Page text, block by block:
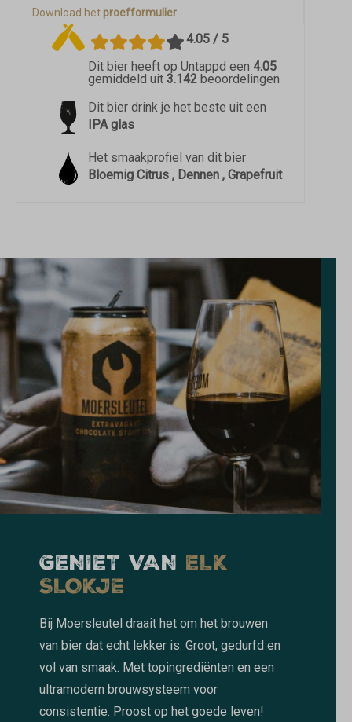
Download het proefformulier
4.05 / 5
Dit bier heeft op Untappd een 4.05
gemiddeld uit 3.142 beoordelingen
Dit bier drink je het beste uit een
IPA glas
Het smaakprofiel van dit bier
Bloemig Citrus , Dennen , Grapefruit
GENIET VAN ELK
SLOKJE
Bij Moersleutel draait het om het brouwen
van bier dat echt lekker is. Groot, gedurfd en
vol van smaak. Met topingrediënten en een
ultramodern brouwsysteem voor
consistentie. Proost op het goede leven!